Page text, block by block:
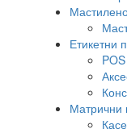
Етикетни
Матрични